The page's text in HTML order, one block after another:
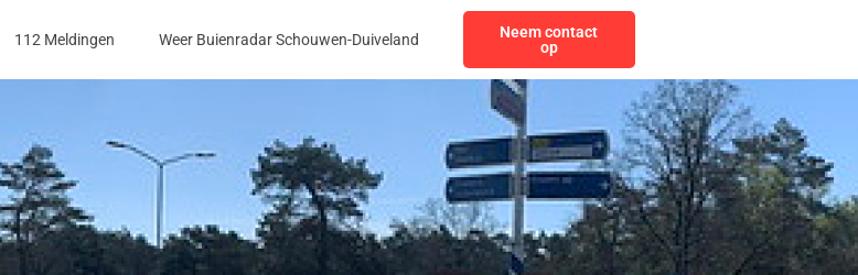
112 Meldingen Weer Buienradar Schouwen-Duiveland
Neem contact
op